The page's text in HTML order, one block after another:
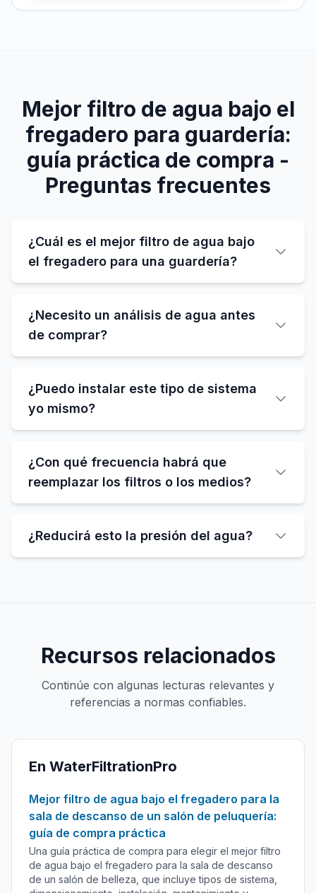
Mejor filtro de agua bajo el
fregadero para guardería:
guía práctica de compra -
Preguntas frecuentes
¿Cuál es el mejor filtro de agua bajo
el fregadero para una guardería?
¿Necesito un análisis de agua antes
de comprar?
¿Puedo instalar este tipo de sistema
yo mismo?
¿Con qué frecuencia habrá que
reemplazar los filtros o los medios?
¿Reducirá esto la presión del agua?
Recursos relacionados
Continúe con algunas lecturas relevantes y
referencias a normas confiables.
En WaterFiltrationPro
Mejor filtro de agua bajo el fregadero para la
sala de descanso de un salón de peluquería:
guía de compra práctica
Una guía práctica de compra para elegir el mejor filtro
de agua bajo el fregadero para la sala de descanso
de un salón de belleza, que incluye tipos de sistema,